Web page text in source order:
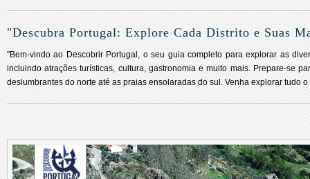
"Descubra Portugal: Explore Cada Distrito e Suas
"Bem-vindo ao Descobrir Portugal, o seu guia completo para explorar as
incluindo atrações turísticas, cultura, gastronomia e muito mais. Prepare-se
deslumbrantes do norte até as praias ensolaradas do sul. Venha explorar tudo